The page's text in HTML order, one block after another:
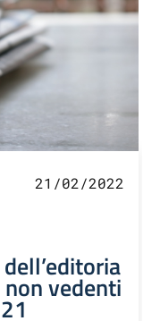
21/02/2022
vedenti